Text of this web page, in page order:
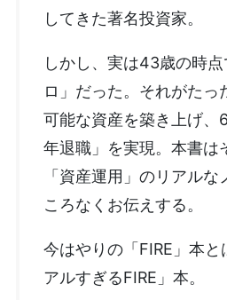
してきた著名投資家。
しかし、実は43歳の時
ロ」だった。それがたっ
可能な資産を築き上げ、
年退職」を実現。本書は
「資産運用」のリアルな
ころなくお伝えする。
今はやりの「FIRE」本と
アルすぎるFIRE」本。